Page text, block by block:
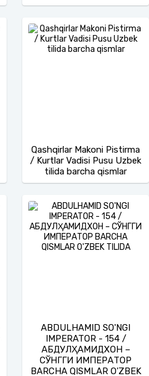
Qashqirlar Makoni Pistirma
/ Kurtlar Vadisi Pusu Uzbek
tilida barcha qismlar
ABDULHAMID SO'NGI
IMPERATOR - 154 /
АБДУЛҲАМИДХОН –
СЎНГГИ ИМПЕРАТОР
BARCHA QISMLAR O'ZBEK